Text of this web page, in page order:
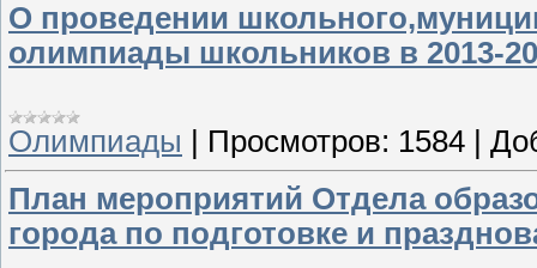
О проведении
олимпиады школьников в 2013-
Олимпиады Просмотров: 1584
План мероприятий Отдела
города по подготовке и